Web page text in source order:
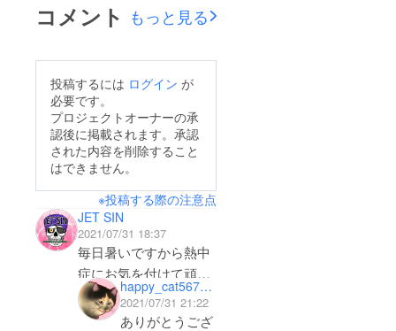
コメント もっと見る
投稿するには ログイン が
必要です。
プロジェクトオーナーの承
認後に掲載されます。承認
された内容を削除すること
はできません。
※投稿する際の注意点
JET SIN
2021/07/31 18:37
毎日暑いですから熱中
症にお気を付けて頑
張ってください‼
happy_cat567318
2021/07/31 21:22
ありがとうござ